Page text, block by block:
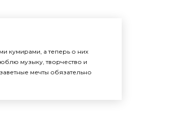
кумирами, а теперь о них
музыку, творчество и
мечты обязательно